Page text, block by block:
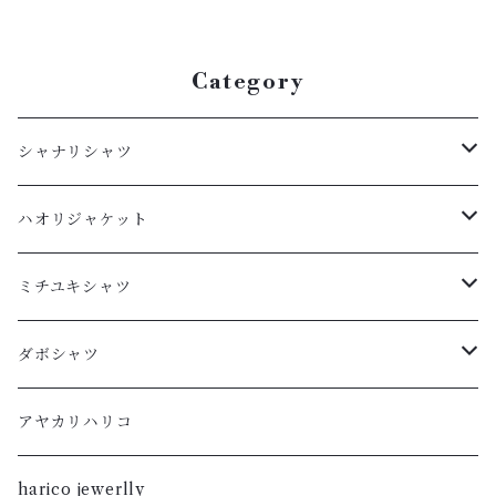
Category
シャナリシャツ
長袖
XL
L
半袖
XL
L
ハオリジャケット
L
M
S
ミチユキシャツ
L
M
S
ダボシャツ
柿渋
XL
暮染
アヤカリハリコ
harico jewerlly